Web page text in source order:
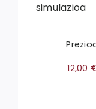
simulazioa
12,00